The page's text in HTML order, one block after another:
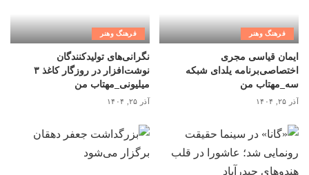
فرهنگ وهنر
ایمان قیاسی مجری
اختصاصی‌برنامه یلدای شبکه
سه_مهتاب من
آذر ۲۵, ۱۴۰۴
فرهنگ وهنر
نگرانی‌های تولیدکنندگان
نوشت‌افزار در روزگار کاغذ ۳
میلیونی_مهتاب من
آذر ۲۵, ۱۴۰۴